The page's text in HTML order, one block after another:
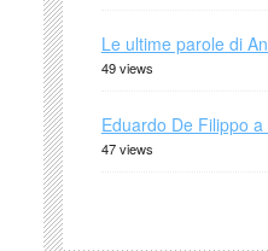
Le ultime parole di
49 views
Eduardo De Filippo
47 views